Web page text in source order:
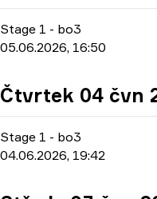
Stage 1 - bo3
05.06.2026, 16:50
Čtvrtek 04 čvn
Stage 1 - bo3
04.06.2026, 19:42